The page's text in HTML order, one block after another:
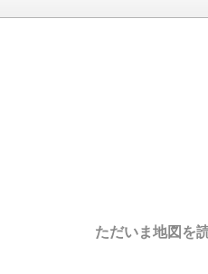
ただいま地図を